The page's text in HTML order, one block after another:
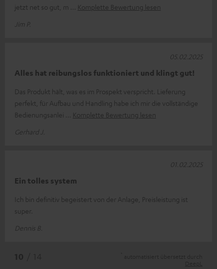
jetzt net so gut, m
Komplette Bewertung lesen
Jim P.
Alles hat reibungslos funktioniert und klingt gut!
Das Produkt hält, was es im Prospekt verspricht. Lieferung
perfekt, für Aufbau und Handling habe ich mir die vollständige
Bedienungsanlei
Komplette Bewertung lesen
Gerhard J.
05.02.2025
Ein tolles system
Ich bin definitiv begeistert von der Anlage, Preisleistung ist
super.
Dennis B.
01.02.2025